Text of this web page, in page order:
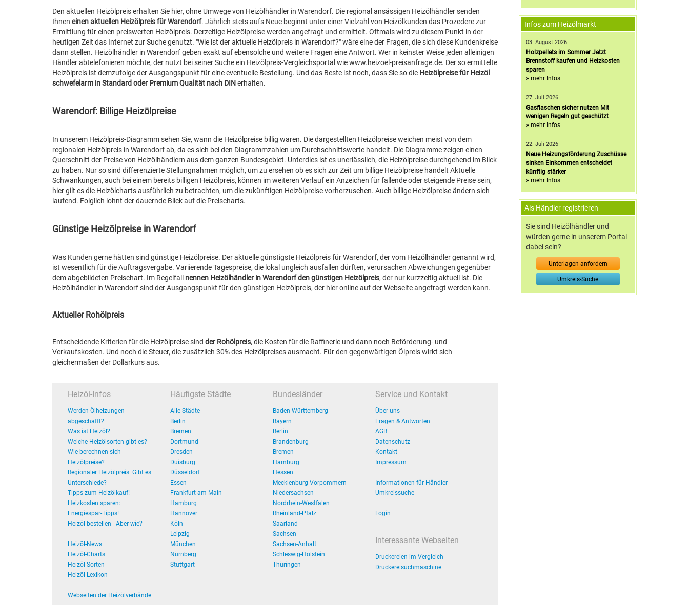
Den aktuellen Heizölpreis erhalten Sie hier, ohne Umwege von Heizölhändler in Warendorf. Die regional ansässigen Heizölhändler senden
Ihnen einen aktuellen Heizölpreis für Warendorf. Jährlich stets aufs Neue beginnt unter einer Vielzahl von Heizölkunden das Prozedere zur
Ermittlung für einen preiswerten Heizölpreis. Derzeitige Heizölpreise werden angefragt und ermittelt. Oftmals wird zu diesem Punkt in der
heutigen Zeit das Internet zur Suche genutzt. "Wie ist der aktuelle Heizölpreis in Warendorf?" wäre eine der Fragen, die sich diese Kundenkreise
dann stellen. Heizölhändler in Warendorf geben exakt auf ebensolche und weitere Fragen eine Antwort. Wer in keinster Weise jeden alleinigen
Händler abtelefonieren möchte, der nutzt bei seiner Suche ein Heizölpreis-Vergleichsportal wie www.heizoel-preisanfrage.de. Der so ermittelte
Heizölpreis ist demzufolge der Ausgangspunkt für eine eventuelle Bestellung. Und das Beste ist noch, dass Sie so die Heizölpreise für Heizöl
schwefelarm in Standard oder Premium Qualität nach DINerhalten.
Warendorf: Billige Heizölpreise
In unserem Heizölpreis-Diagramm sehen Sie, wann die Heizölpreise billig waren. Die dargestellten Heizölpreise weichen meist von dem
regionalen Heizölpreis in Warendorf ab, da es sich bei den Diagrammzahlen um Durchschnittswerte handelt. Die Diagramme zeigen einen
Querschnitt der Preise von Heizölhändlern aus dem ganzen Bundesgebiet. Unterdies ist es unerlässlich, die Heizölpreise durchgehend im Blick
zu haben. Nur so sind differenzierte Stellungnahmen möglich, um zu ersehen ob es sich zur Zeit um billige Heizölpreise handelt Aktuelle
Schwankungen, auch bei einem bereits billigen Heizölpreis, können im weiteren Verlauf ein Anzeichen für fallende oder steigende Preise sein,
hier gilt es die Heizölcharts ausführlich zu betrachten, um die zukünftigen Heizölpreise vorherzusehen. Auch billige Heizölpreise ändern sich
laufend. Folglich lohnt der dauernde Blick auf die Preischarts.
Günstige Heizölpreise in Warendorf
Was Kunden gerne hätten sind günstige Heizölpreise. Der aktuelle günstigste Heizölpreis für Warendorf, der vom Heizölhändler genannt wird,
ist wesentlich für die Auftragsvergabe. Variierende Tagespreise, die lokal ungleich ausfallen dürften, verursachen Abweichungen gegenüber
dem abgebildeten Preischart. Im Regelfall nennen Heizölhändler in Warendorf den günstigen Heizölpreis, der nur kurzzeitig aktuell ist. Die
Heizölhändler in Warendorf sind der Ausgangspunkt für den günstigen Heizölpreis, der hier online auf der Webseite angefragt werden kann.
Aktueller Rohölpreis
Entscheidende Kriterien für die Heizölpreise sind der Rohölpreis, die Kosten für die Raffinerie und dann noch Beförderung- und
Verkaufskosten. Und noch die Steuer, die zusätzlich 30% des Heizölpreises ausmacht. Für den gegenwärtigen Ölpreis wirkt sich
gleichermaßen der Dollarkurs aus.
Infos zum Heizölmarkt
03. August 2026
Holzpellets im Sommer Jetzt
Brennstoff kaufen und Heizkosten
sparen
» mehr Infos
27. Juli 2026
Gasflaschen sicher nutzen Mit
wenigen Regeln gut geschützt
» mehr Infos
22. Juli 2026
Neue Heizungsförderung Zuschüsse
sinken Einkommen entscheidet
künftig stärker
» mehr Infos
Als Händler registrieren
Sie sind Heizölhändler und
würden gerne in unserem Portal
dabei sein?
Unterlagen anfordern
Umkreis-Suche
Heizöl-Infos
Werden Ölheizungen
abgeschafft?
Was ist Heizöl?
Welche Heizölsorten gibt es?
Wie berechnen sich
Heizölpreise?
Regionaler Heizölpreis: Gibt es
Unterschiede?
Tipps zum Heizölkauf!
Heizkosten sparen:
Energiespar-Tipps!
Heizöl bestellen - Aber wie?
Heizöl-News
Heizöl-Charts
Heizöl-Sorten
Heizöl-Lexikon
Webseiten der Heizölverbände
Häufigste Städte
Alle Städte
Berlin
Bremen
Dortmund
Dresden
Duisburg
Düsseldorf
Essen
Frankfurt am Main
Hamburg
Hannover
Köln
Leipzig
München
Nürnberg
Stuttgart
Bundesländer
Baden-Württemberg
Bayern
Berlin
Brandenburg
Bremen
Hamburg
Hessen
Mecklenburg-Vorpommern
Niedersachsen
Nordrhein-Westfalen
Rheinland-Pfalz
Saarland
Sachsen
Sachsen-Anhalt
Schleswig-Holstein
Thüringen
Service und Kontakt
Über uns
Fragen & Antworten
AGB
Datenschutz
Kontakt
Impressum
Informationen für Händler
Umkreissuche
Login
Interessante Webseiten
Druckereien im Vergleich
Druckereisuchmaschine